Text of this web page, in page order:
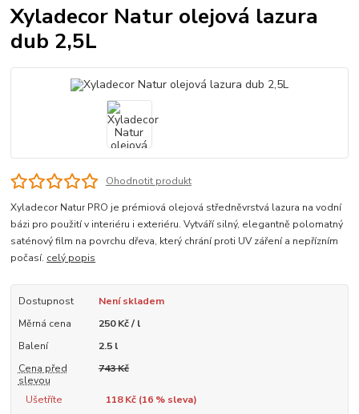
Xyladecor Natur olejová lazura
dub 2,5L
Ohodnotit produkt
Xyladecor Natur PRO je prémiová olejová středněvrstvá lazura na vodní
bázi pro použití v interiéru i exteriéru. Vytváří silný, elegantně polomatný
saténový film na povrchu dřeva, který chrání proti UV záření a nepřízním
počasí. celý popis
Dostupnost
Není skladem
Měrná cena
250 Kč / l
Balení
2.5 l
Cena před
slevou
743 Kč
Ušetříte 118 Kč (16% sleva)